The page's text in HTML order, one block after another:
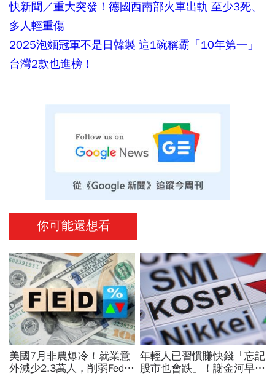
快新聞／重大突發！德國西南部火車出軌 至少3死、
多人輕重傷
2025泡麵冠軍不是日韓製 這1碗稱霸「10年第一」
台灣2款也進榜！
你可能還想看
美國7月非農爆冷！就業意
外減少2.3萬人，削弱Fed升
年輕人已習慣賺快錢「忘記
股市也會跌」！謝金河早一